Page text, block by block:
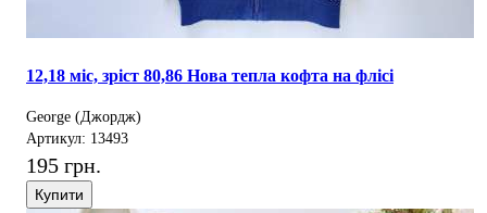
12,18 міс, зріст 80,86 Нова тепла кофта на флісі
George (Джордж)
Артикул: 13493
195 грн.
Купити